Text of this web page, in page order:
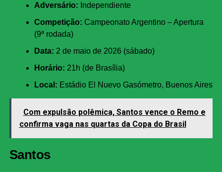
Adversário: Independiente
Competição: Campeonato Argentino – Apertura
(9ª rodada)
Data: 2 de maio de 2026 (sábado)
Horário: 21h (de Brasília)
Local: Estádio El Nuevo Gasómetro, Buenos Aires
Com expulsão polêmica, Santos vence o Remo e
confirma vaga nas quartas da Copa do Brasil
Santos